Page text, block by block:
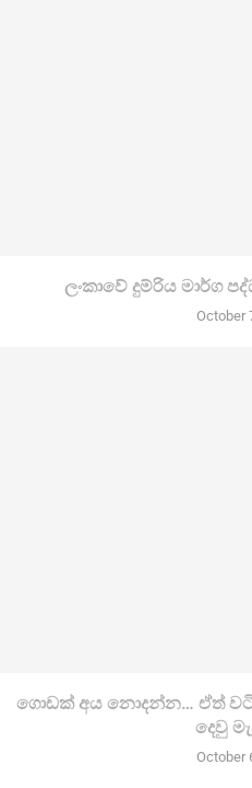
ලංකාවේ දුම්රිය මාර්ග
October
ගොඩක් අය නොදන්න… ඒත්
දෙවු
October